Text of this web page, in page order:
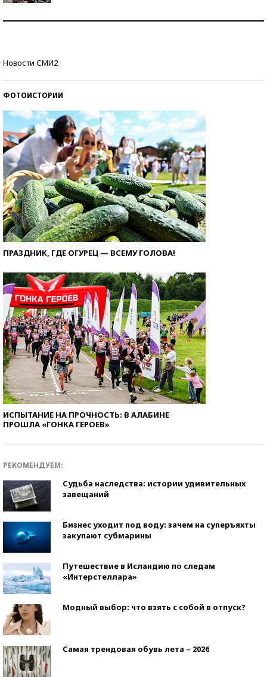
Новости СМИ2
ФОТОИСТОРИИ
ПРАЗДНИК, ГДЕ ОГУРЕЦ — ВСЕМУ ГОЛОВА!
ИСПЫТАНИЕ НА ПРОЧНОСТЬ: В АЛАБИНЕ
ПРОШЛА «ГОНКА ГЕРОЕВ»
РЕКОМЕНДУЕМ:
Судьба наследства: истории удивительных
завещаний
Бизнес уходит под воду: зачем на суперъяхты
закупают субмарины
Путешествие в Исландию по следам
«Интерстеллара»
Модный выбор: что взять с собой в отпуск?
Самая трендовая обувь лета – 2026